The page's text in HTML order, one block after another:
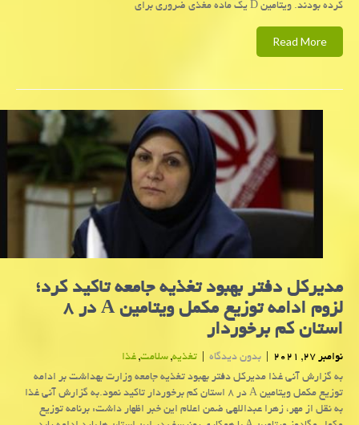
کرده بودند. ویتامین D یک ماده مغذی ضروری برای
Read More
مدیركل دفتر بهبود تغذیه جامعه تاكید كرد؛
لزوم ادامه توزیع مکمل ویتامین A در ۸
استان کم برخوردار
نوامبر 27, 2021 | بدون دیدگاه | تغذیه,سلامت,غذا
به گزارش آنی غذا مدیرکل دفتر بهبود تغذیه جامعه وزارت بهداشت بر ادامه
توزیع مکمل ویتامین A در ۸ استان کم برخوردار تاکید نمود.به گزارش آنی غذا
به نقل از مهر، زهرا عبداللهی ضمن اعلام این خبر اظهار داشت: برنامه توزیع